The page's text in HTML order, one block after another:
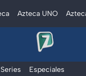
Azteca UNO
Series Especiales